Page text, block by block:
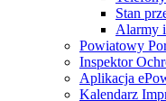
Inspektor
Aplikacja
Kalendarz
Jak osiągnąć
Dla turysty